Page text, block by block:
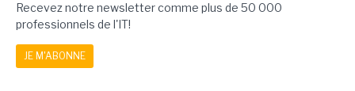
Recevez notre newsletter comme plus de 50 000
professionnels de l'IT!
JE M'ABONNE